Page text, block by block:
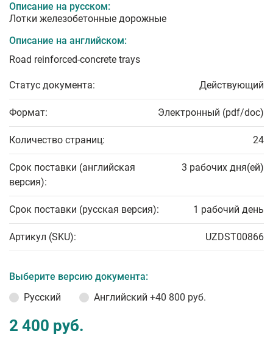
Описание на русском:
Лотки железобетонные дорожные
Описание на английском:
Road reinforced-concrete trays
Статус документа: Действующий
Формат: Электронный (pdf/doc)
Количество страниц: 24
Срок поставки (английская
версия):
3 рабочих дня(ей)
Срок поставки (русская версия): 1 рабочий день
Артикул (SKU): UZDST00866
Выберите версию документа:
Русский
Английский +40 800 руб.
2 400 руб.